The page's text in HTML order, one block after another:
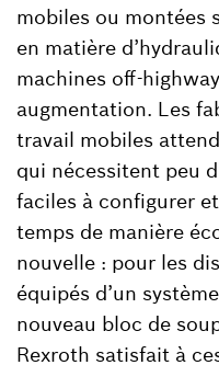
mobiles ou montées
en matière
machines off-
augmentation. Les
travail mobiles
qui nécessitent peu
faciles à configurer
temps de manière
nouvelle : pour les
équipés d’un
nouveau bloc de
Rexroth satisfait à